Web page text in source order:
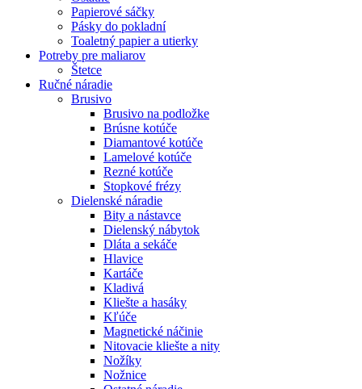
Papierové sáčky
Pásky do pokladní
Toaletný papier a utierky
Potreby pre maliarov
Štetce
Ručné náradie
Brusivo
Brusivo na podložke
Brúsne kotúče
Diamantové kotúče
Lamelové kotúče
Rezné kotúče
Stopkové frézy
Dielenské náradie
Bity a nástavce
Dielenský nábytok
Dláta a sekáče
Hlavice
Kartáče
Kladivá
Kliešte a hasáky
Kľúče
Magnetické náčinie
Nitovacie kliešte a nity
Nožíky
Nožnice